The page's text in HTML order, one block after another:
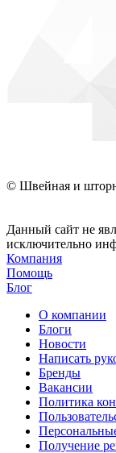
© Швейная и
Данный сайт не
исключительно
Компания
Помощь
Блог
О компании
Блоги
Новости
Написать
Бренды
Вакансии
Политика
Получение